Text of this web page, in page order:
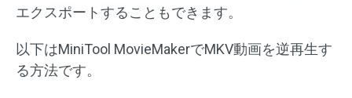
エクスポートすることもできます。
以下はMiniTool MovieMakerでMKV動画を逆再生す
る方法です。